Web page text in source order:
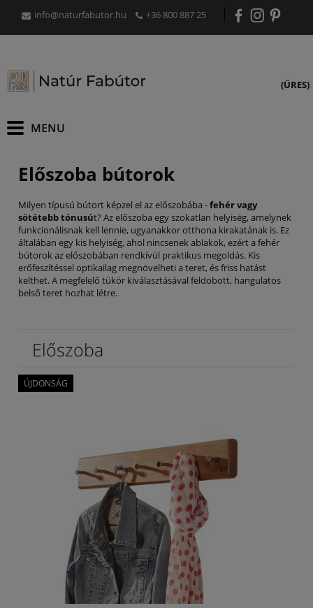
info@naturfabutor.hu +36 800 887 25
(ÜRES)
Előszoba bútorok
Milyen típusú bútort képzel el az előszobába -fehér vagy
sötétebb tónusút? Az előszoba egy szokatlan helyiség, amelynek
funkcionálisnak kell lennie, ugyanakkor otthona kirakatának is. Ez
általában egy kis helyiség, ahol nincsenek ablakok, ezért a fehér
bútorok az előszobában rendkívül praktikus megoldás. Kis
erőfeszítéssel optikailag megnövelheti a teret, és friss hatást
kelthet. A megfelelő tükör kiválasztásával feldobott, hangulatos
belső teret hozhat létre.
Előszoba
ÚJDONSÁG